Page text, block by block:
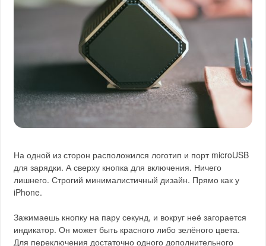
На одной из сторон расположился логотип и порт microUSB
для зарядки. А сверху кнопка для включения. Ничего
лишнего. Строгий минималистичный дизайн. Прямо как у
iPhone.
Зажимаешь кнопку на пару секунд, и вокруг неё загорается
индикатор. Он может быть красного либо зелёного цвета.
Для переключения достаточно одного дополнительного